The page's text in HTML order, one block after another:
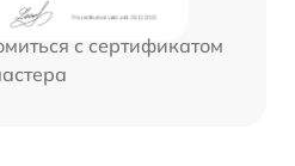
с сертификатом